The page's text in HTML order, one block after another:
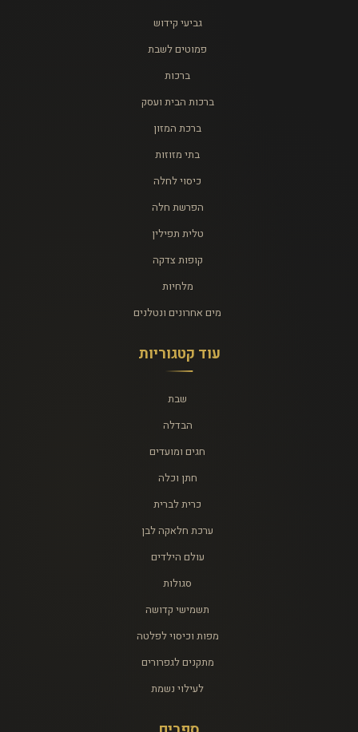
גביעי קידוש
פמוטים לשבת
ברכות
ברכות הבית ועסק
ברכת המזון
בתי מזוזות
כיסוי לחלה
הפרשת חלה
טלית תפילין
קופות צדקה
מלחיות
מים אחרונים ונטלנים
עוד קטגוריות
שבת
הבדלה
חגים ומועדים
חתן וכלה
כרית לברית
ערכת חלאקה לבן
עולם הילדים
סגולות
תשמישי קדושה
מפות וכיסוי לפלטה
מתקנים לגפרורים
לעילוי נשמת